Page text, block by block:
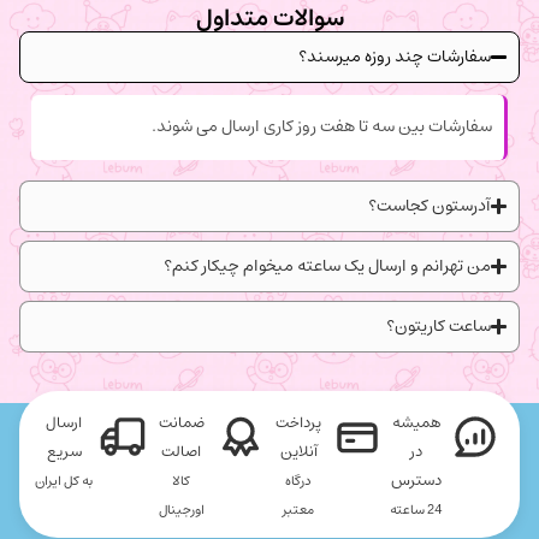
سوالات متداول
سفارشات چند روزه میرسند؟
سفارشات بین سه تا هفت روز کاری ارسال می شوند.
آدرستون کجاست؟
من تهرانم و ارسال یک ساعته میخوام چیکار کنم؟
ساعت کاریتون؟
همیشه
در
دسترس
24 ساعته
پرداخت
آنلاین
درگاه
معتبر
ضمانت
اصالت
کالا
اورجینال
ارسال
سریع
به کل ایران